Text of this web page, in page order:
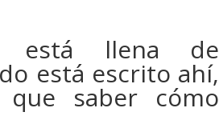
está llena de
está escrito ahí,
saber cómo